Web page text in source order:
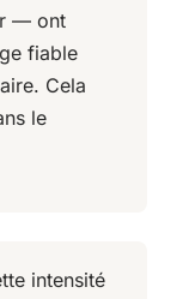
— ont
fiable
Cela
le
intensité